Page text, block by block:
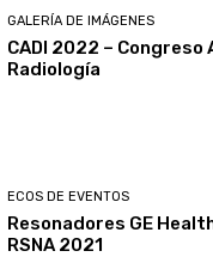
GALERÍA DE IMÁGENES
CADI 2022 –
Radiología
ECOS DE EVENTOS
Resonadores GE
RSNA 2021